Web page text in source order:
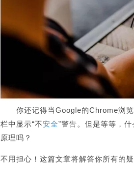
你还记得当Google的Chrome浏
栏中显示“不安全”警告。但是等等，
原理吗？
不用担心！这篇文章将解答你所有的